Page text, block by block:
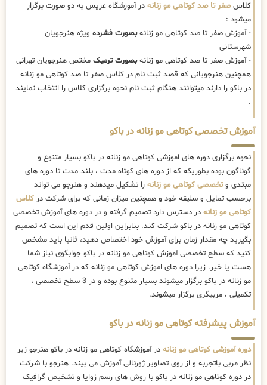
کلاسصفر تا صد کوتاهی مو زنانه در آموزشگاه عریس به دو صورت برگزار
میشود :
- آموزش صفر تا صد کوتاهی مو زنانهبصورت فشرده ویژه هنرجویان
شهرستانی
- آموزش صفر تا صد کوتاهی مو زنانهبصورت ترمیک مختص هنرجویان تهرانی
همچنین هنرجویانی که قصد ثبت نام در کلاس صفر تا صد کوتاهی مو زنانه
در باکو را دارند میتوانند هنگام ثبت نام نحوه برگزاری کلاس را انتخاب نمایند
.
آموزش تخصصی کوتاهی مو زنانه در باکو
نحوه برگزاری دوره های اموزشی کوتاهی مو زنانه در باکو بسیار متنوع و
گوناگون بوده بطوریکه که از دوره های کوتاه مدت ، بلند مدت تا دوره های
مبتدی وتخصصی کوتاهی مو زنانه را تشکیل میدهند و هنرجو می تواند
برحسب تمایل و سلیقه خود و همچنین میزان زمانی که برای شرکت در کلاس
کوتاهی مو زنانه در دسترس دارد تصمیم گرفته و در دوره های آموزش تخصصی
کوتاهی مو زنانه در باکو شرکت کند. بنابراین اولین قدم این است که تصمیم
بگیرید چه مقدار زمان برای آموزش خود اختصاص دهید، ثانیا باید مشخص
کنید که سطح تخصصی آموزش کوتاهی مو زنانه در باکو جوابگوی نیاز شما
هست یا خیر. زیرا دوره های اموزش کوتاهی مو زنانه که در آموزشگاه کوتاهی
مو زنانه در باکو برگزار میشوند بسیار متنوع بوده و در 3 سطح تخصصی ،
تکمیلی ، مربیگری برگزار میشوند.
آموزش پیشرفته کوتاهی مو زنانه در باکو
دوره آموزشی کوتاهی مو زنانه در آموزشگاه کوتاهی مو زنانه در باکو هنرجو زیر
نظر مربی باتجربه و از روی تصاویر ژورنالی آموزش می بیند. هنرجو با شرکت
در دوره کوتاهی مو زنانه در باکو با روش های رسم زوایا و تشخیص گرافیک